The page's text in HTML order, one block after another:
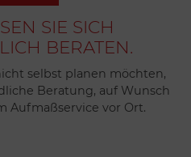
SIE SICH
BERATEN.
selbst planen möchten,
Beratung, auf Wunsch
Aufmaßservice vor Ort.